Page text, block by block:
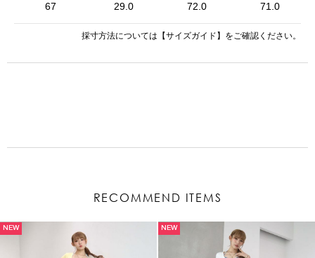
67 29.0 72.0 71.0
採寸方法については 【サイズガイド】 をご確認ください。
RECOMMEND ITEMS
NEW NEW